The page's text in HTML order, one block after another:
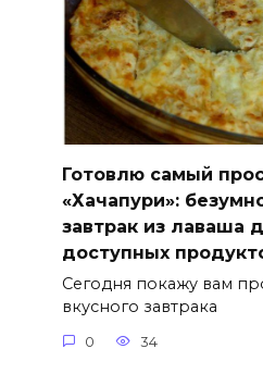
Готовлю самый
«Хачапури»:
завтрак из лаваша
доступных
Сегодня покажу вам
вкусного завтрака
0 34